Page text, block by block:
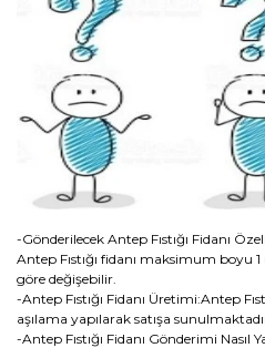
-Gönderilecek Antep Fıstığı Fidanı
Antep Fıstığı fidanı maksimum boyu
göre değişebilir.
-Antep Fıstığı Fidanı Üretimi:Antep
aşılama yapılarak satışa
-Antep Fıstığı Fidanı Gönderimi Nasıl